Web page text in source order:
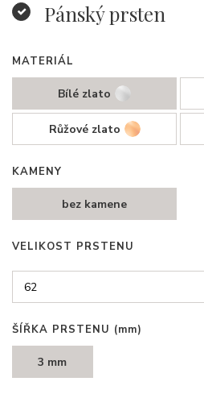
Pánský prsten
MATERIÁL
Bílé zlato
Růžové zlato
KAMENY
bez kamene
VELIKOST PRSTENU
ŠÍŘKA PRSTENU (mm)
3 mm